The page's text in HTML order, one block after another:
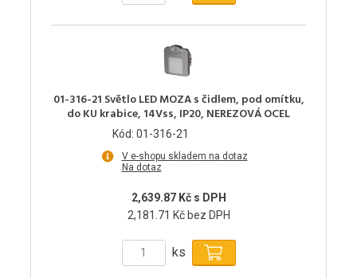
01-316-21 Světlo LED MOZA s čidlem, pod omítku,
do KU krabice, 14Vss, IP20, NEREZOVÁ OCEL
Kód: 01-316-21
V e-shopu skladem na dotaz
Na dotaz
2,639.87 Kč s DPH
2,181.71 Kč bez DPH
ks